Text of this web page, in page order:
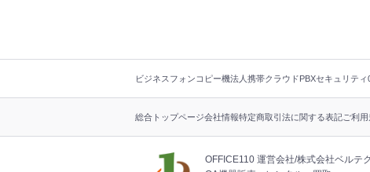
タ
ナ
ビジネスフォンコピー機法人携帯クラウドPBXセキュリティ
総合トップページ会社情報特定商取引法に関する表記ご利
OFFICE110 運営会社 株式会社ベルテ